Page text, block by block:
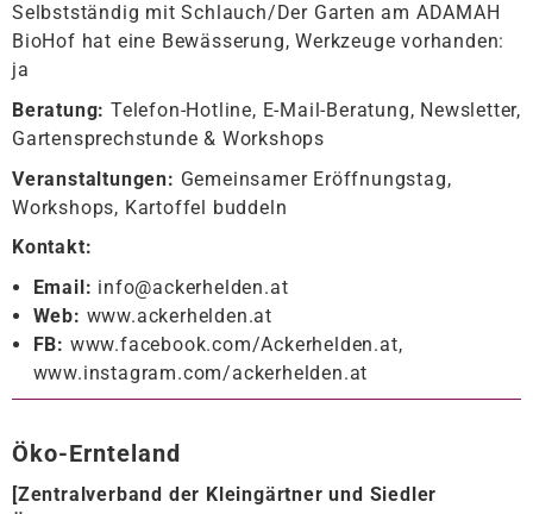
Selbstständig mit Schlauch/Der Garten am ADAMAH
BioHof hat eine Bewässerung, Werkzeuge vorhanden:
ja
Beratung: Telefon-Hotline, E-Mail-Beratung, Newsletter,
Gartensprechstunde & Workshops
Veranstaltungen: Gemeinsamer Eröffnungstag,
Workshops, Kartoffel buddeln
Kontakt:
Email: info@ackerhelden.at
Web: www.ackerhelden.at
FB: www.facebook.com/Ackerhelden.at,
www.instagram.com/ackerhelden.at
Öko-Ernteland
[Zentralverband der Kleingärtner und Siedler